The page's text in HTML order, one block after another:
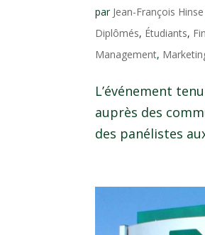
par Jean-François Hinse
Diplômés, Étudiants,
Management,
L’événement
auprès des
des panélistes